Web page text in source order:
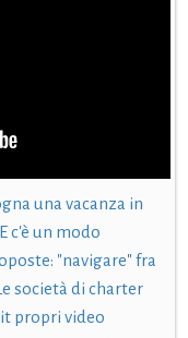
una vacanza in
c'è un modo
"navigare" fra
società di charter
propri video